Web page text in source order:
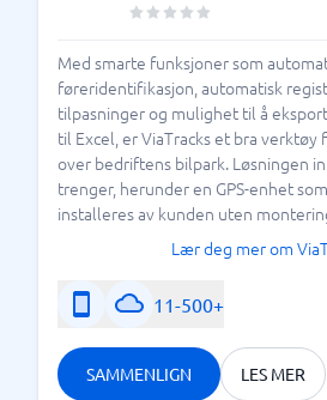
Med smarte funksjoner som
føreridentifikasjon, automatisk
tilpasninger og mulighet til å
til Excel, er ViaTracks et bra
over bedriftens bilpark. Løsningen
trenger, herunder en GPS-enhet
installeres av kunden uten
Lær deg mer om
11-500+
SAMMENLIGN LES MER